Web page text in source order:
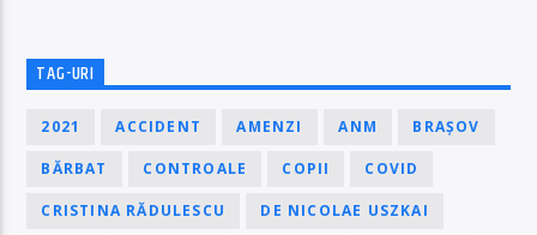
TAG-URI
2021 ACCIDENT AMENZI ANM BRAȘOV
BĂRBAT CONTROALE COPII COVID
CRISTINA RĂDULESCU DE NICOLAE USZKAI